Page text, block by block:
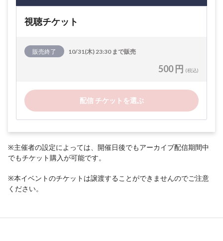
視聴チケット
販売終了 10/31(木) 23:30 まで販売
500 円 (税込)
配信 チケットを選ぶ
※主催者の設定によっては、開催日後でもアーカイブ配信期間中
でもチケット購入が可能です。
※本イベントのチケットは譲渡することができませんのでご注意
ください。